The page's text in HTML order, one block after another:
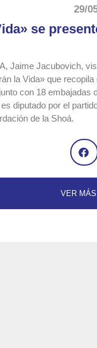
29/
se
Jaime Jacubovich,
la Vida» que
con 18
diputado por el
de la Shoá.
VER